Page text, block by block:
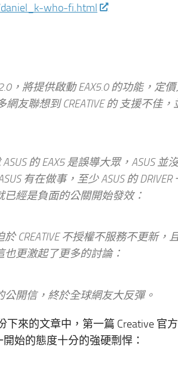
who-fi.html
，將提供啟動 EAX5.0 的功能，定
友聯想到 CREATIVE 的 支援不佳，
的 EAX5 是誤導大眾，ASUS 並
有在做事，至少 ASUS 的 DRIVER
已經是負面的公關開始發效：
CREATIVE 不授權不服務不更新，
也更激起了更多的討論：
公開信，終於全球網友大反彈。
來的文章中，第一篇 Creative 官
始的態度十分的強硬剽悍：